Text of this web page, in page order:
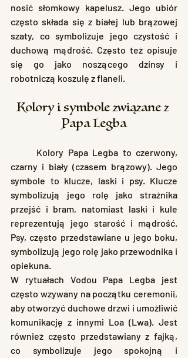
nosić słomkowy kapelusz. Jego ubiór
często składa się z białej lub brązowej
szaty, co symbolizuje jego czystość i
duchową mądrość. Często też opisuje
się go jako noszącego dżinsy i
robotniczą koszulę z flaneli.
Kolory i symbole związane z
Papa Legba
czarny i biały (czasem brązowy). Jego
symbole to klucze, laski i psy. Klucze
symbolizują jego rolę jako strażnika
przejść i bram, natomiast laski i kule
reprezentują jego starość i mądrość.
Psy, często przedstawiane u jego boku,
symbolizują jego rolę jako przewodnika i
opiekuna.
W rytuałach Vodou Papa Legba jest
często wzywany na początku ceremonii,
aby otworzyć duchowe drzwi i umożliwić
komunikację z innymi Loa (Lwa). Jest
również często przedstawiany z fajką,
co symbolizuje jego spokojną i